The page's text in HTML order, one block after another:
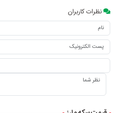
نظرات کاربران